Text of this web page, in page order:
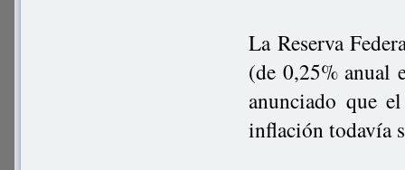
La Reserva
(de 0,25% anual
anunciado que
inflación todavía